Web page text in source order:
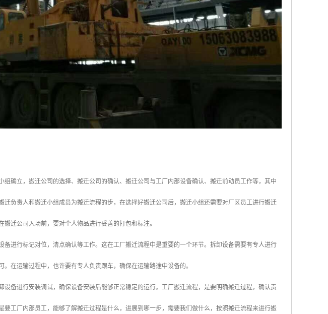
确立，搬迁公司的选择、搬迁公司的确认、搬迁公司与工厂内部设备确认、搬迁前动员工作等，其中
负责人和搬迁小组成员为搬迁流程的步，在选择好搬迁公司后，搬迁小组还需要对厂区员工进行搬迁
迁公司入场前，要对个人物品进行妥善的打包和标注。
进行标记对位，清点确认等工作。这在工厂搬迁流程中是重要的一个环节。拆卸设备需要有专人进行
在运输过程中，也许要有专人负责跟车，确保在运输路途中设备的。
备进行安装调试，确保设备安装后能够正常稳定的运行。工厂搬迁流程，是要明确搬迁过程，确认责
工厂内部员工，能够了解搬迁过程是什么，进展到哪一步，需要我们做什么，按照搬迁流程来进行搬